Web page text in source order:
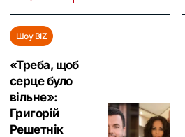
Шоу BIZ
«‎Треба, щоб
серце було
вільне»:
Григорій
Решетнік